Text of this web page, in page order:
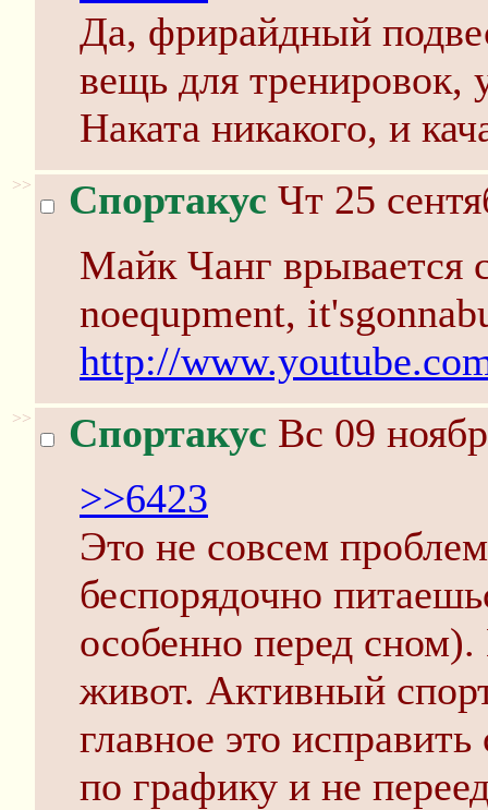
Да, фрирайдный
вещь для тренировок,
Наката никакого, и
>> Спортакус Чт 25
Майк Чанг врывается
noequpment,
http://
>> Спортакус Вс 09
>>6423
Это не совсем
беспорядочно
особенно перед сном).
живот. Активный
главное это
по графику и не